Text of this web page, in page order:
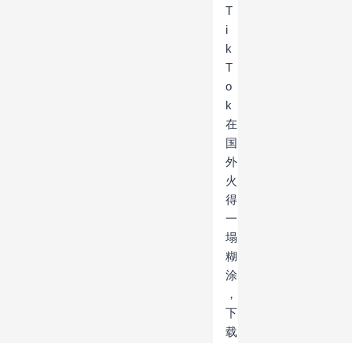
T
i
k
T
o
k
在
国
外
火
得
一
塌
糊
涂
，
下
载